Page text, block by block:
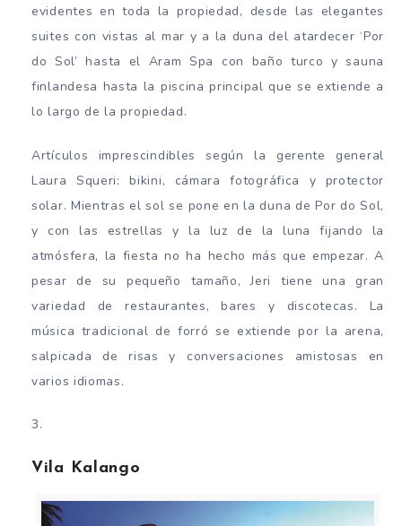
evidentes en toda la propiedad, desde las elegantes
suites con vistas al mar y a la duna del atardecer ‘Por
do Sol’ hasta el Aram Spa con baño turco y sauna
finlandesa hasta la piscina principal que se extiende a
lo largo de la propiedad.
Artículos imprescindibles según la gerente general
Laura Squeri: bikini, cámara fotográfica y protector
solar. Mientras el sol se pone en la duna de Por do Sol,
y con las estrellas y la luz de la luna fijando la
atmósfera, la fiesta no ha hecho más que empezar. A
pesar de su pequeño tamaño, Jeri tiene una gran
variedad de restaurantes, bares y discotecas. La
música tradicional de forró se extiende por la arena,
salpicada de risas y conversaciones amistosas en
varios idiomas.
Vila Kalango